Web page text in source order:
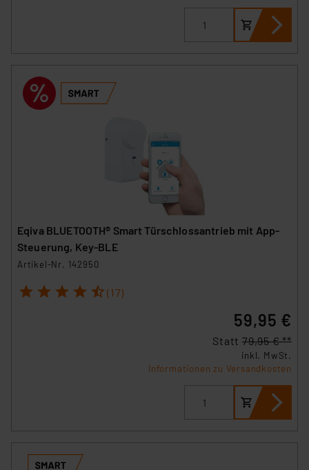
Eqiva BLUETOOTH® Smart Türschlossantrieb mit App-
Steuerung, Key-BLE
Artikel-Nr. 142950
1 2 3 4 5 (17)
59,95 €
Statt 79,95 € **
inkl. MwSt.
Informationen zu Versandkosten